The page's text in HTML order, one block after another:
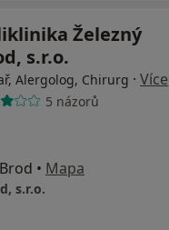
Železný
s.r.o.
Alergolog, Chirurg · Více
5 názorů
• Mapa
s.r.o.